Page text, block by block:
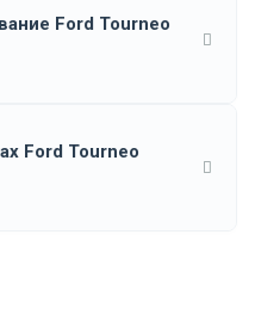
Ford Tourneo
Ford Tourneo